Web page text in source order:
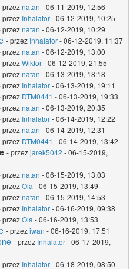
przeznatan - 06-11-2019, 12:56
przez Inhalator- 06-12-2019, 10:25
przeznatan - 06-12-2019, 10:29
- przez Inhalator- 06-12-2019, 11:37
przeznatan - 06-12-2019, 13:00
przezWiktor- 06-12-2019, 21:55
przeznatan - 06-13-2019, 18:18
przez Inhalator- 06-13-2019, 19:11
przez DTM0441 - 06-13-2019, 19:33
przeznatan - 06-13-2019, 20:35
przez Inhalator- 06-14-2019, 12:22
przeznatan - 06-14-2019, 12:31
przez DTM0441 - 06-14-2019, 13:42
- przezjarek5042 - 06-15-2019,
przeznatan - 06-15-2019, 13:03
przezOla - 06-15-2019, 13:49
przeznatan - 06-15-2019, 14:53
przez Inhalator- 06-16-2019, 09:38
przezOla - 06-16-2019, 13:53
- przeziwan - 06-16-2019, 17:51
- przez Inhalator- 06-17-2019,
przez Inhalator- 06-18-2019, 08:50